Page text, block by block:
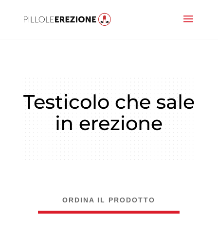
Testicolo che sale
in erezione
ORDINA IL PRODOTTO